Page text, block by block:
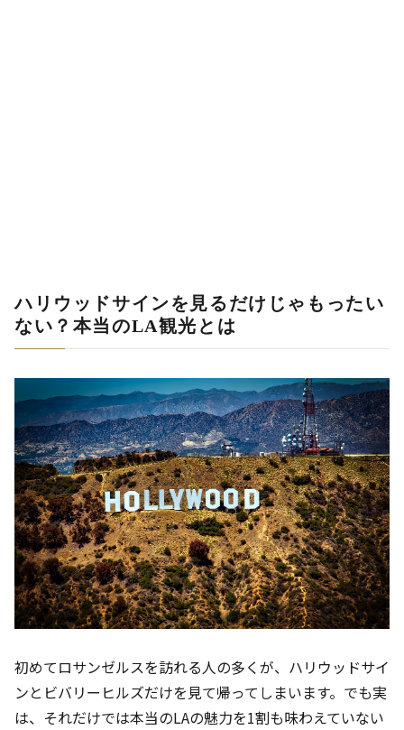
ハリウッドサインを見るだけじゃもったい
ない？本当のLA観光とは
初めてロサンゼルスを訪れる人の多くが、ハリウッドサイ
ンとビバリーヒルズだけを見て帰ってしまいます。でも実
は、それだけでは本当のLAの魅力を1割も味わえていない